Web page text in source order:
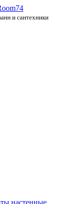
и сантехники
настенные